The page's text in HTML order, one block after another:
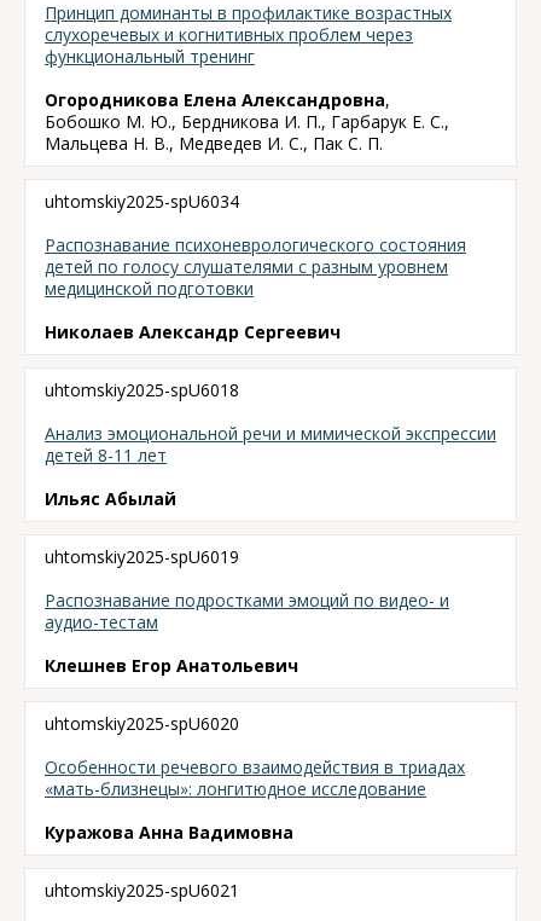
Принцип доминанты в профилактике возрастных
слухоречевых и когнитивных проблем через
функциональный тренинг
Огородникова Елена Александровна,
Бобошко М. Ю., Бердникова И. П., Гарбарук Е. С.,
Мальцева Н. В., Медведев И. С., Пак С. П.
uhtomskiy2025-spU6034
Распознавание психоневрологического состояния
детей по голосу слушателями с разным уровнем
медицинской подготовки
Николаев Александр Сергеевич
uhtomskiy2025-spU6018
Анализ эмоциональной речи и мимической экспрессии
детей 8-11 лет
Ильяс Абылай
uhtomskiy2025-spU6019
Распознавание подростками эмоций по видео- и
аудио-тестам
Клешнев Егор Анатольевич
uhtomskiy2025-spU6020
Особенности речевого взаимодействия в триадах
«мать-близнецы»: лонгитюдное исследование
Куражова Анна Вадимовна
uhtomskiy2025-spU6021